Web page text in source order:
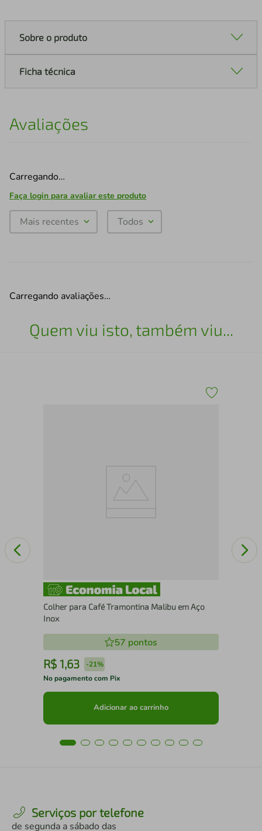
Sobre o produto
Ficha técnica
Avaliações
Carregando…
Faça login para avaliar este produto
Mais recentes Todos
Carregando avaliações…
Quem viu isto, também viu...
Colher para Café Tramontina Malibu em Aço
Inox
57 pontos
R$ 1,63 -21%
No pagamento com Pix
Adicionar ao carrinho
Serviços por telefone
de segunda a sábado das